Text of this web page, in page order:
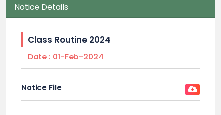
Notice Details
Class Routine 2024
Date : 01-Feb-2024
Notice File